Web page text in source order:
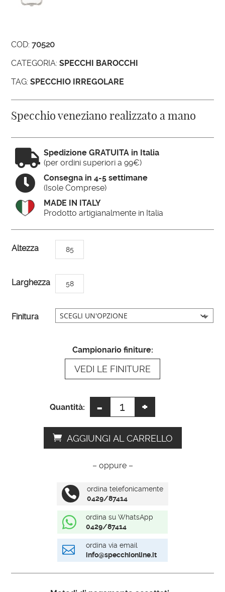
COD:70520
CATEGORIA:SPECCHI BAROCCHI
TAG:SPECCHIO IRREGOLARE
Specchio veneziano realizzato a mano
 Spedizione GRATUITA in Italia
(per ordini superiori a 99€)

Consegna in 4-5 settimane
(Isole Comprese)
MADE IN ITALY
Prodotto artigianalmente in Italia
Altezza 85
Larghezza 58
Finitura
Campionario finiture:
VEDI LE FINITURE
Quantità: -
Specchio
stile
quantità
+
AGGIUNGI AL CARRELLO
A
e
n
– oppure –

ordina telefonicamente
0429/87414

ordina su WhatsApp
0429/87414

ordina via email
info@specchionline.it